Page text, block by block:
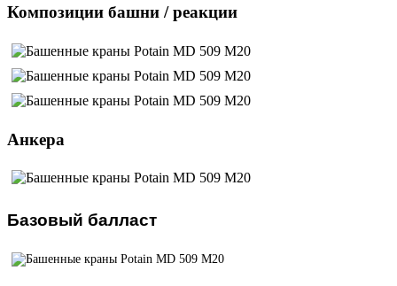
Композиции башни / реакции
Анкера
Базовый балласт